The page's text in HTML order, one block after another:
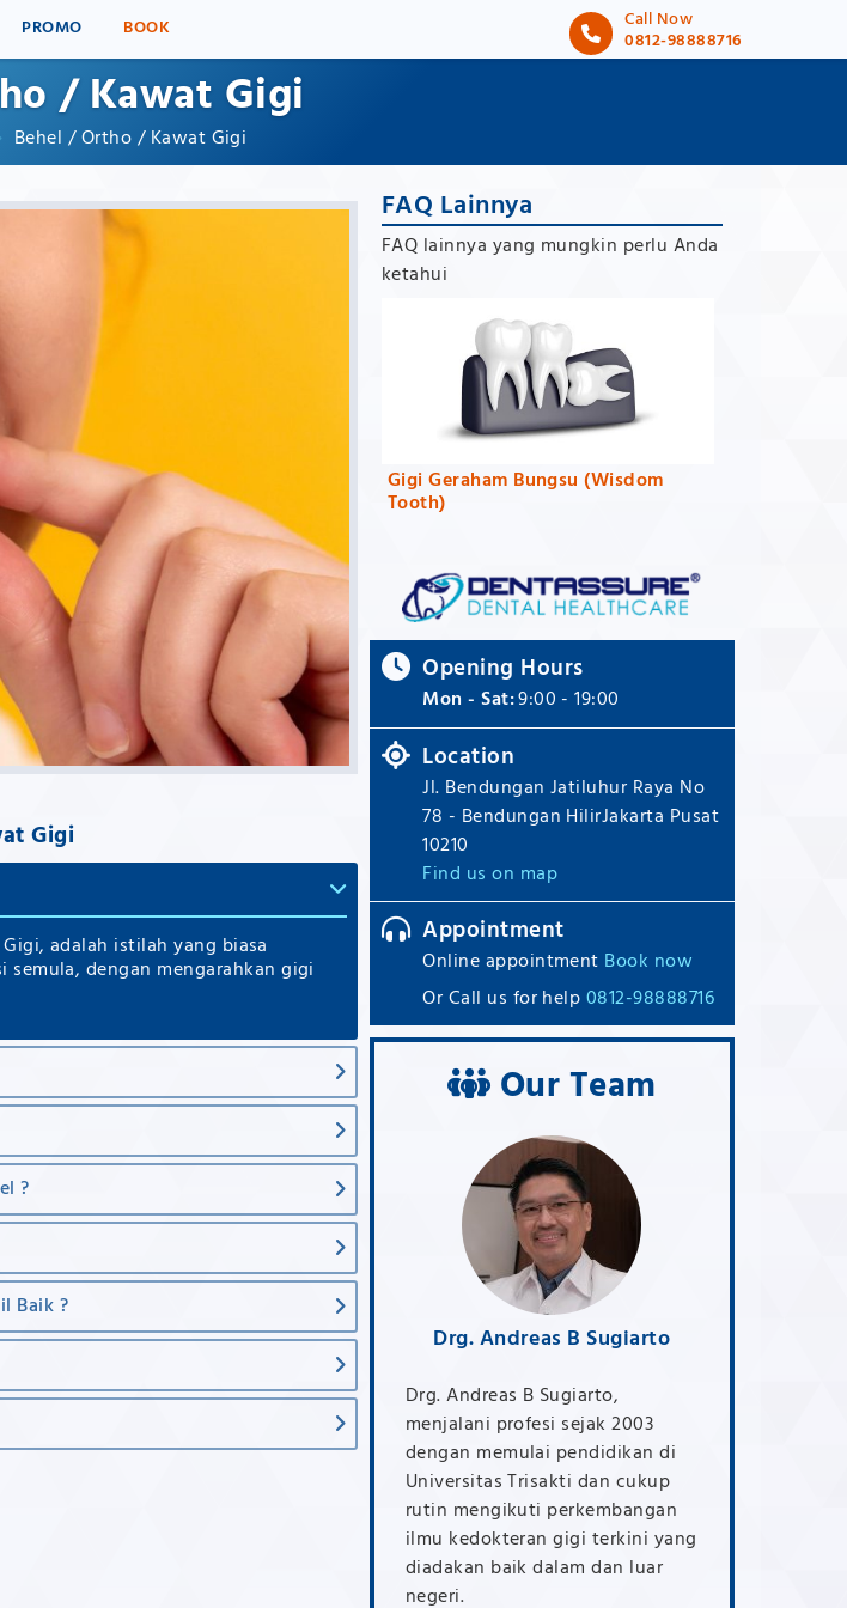
PROMO BOOK Call Now
0812-98888716
/ Kawat Gigi
Behel / Ortho / Kawat Gigi
Gigi
adalah istilah yang biasa
dengan mengarahkan gigi
?
Baik ?
FAQ Lainnya
FAQ lainnya yang mungkin perlu Anda
ketahui
Gigi Geraham Bungsu (Wisdom
Tooth)
Opening Hours
Mon - Sat:9:00 - 19:00
Location
Jl. Bendungan Jatiluhur Raya No
78 - Bendungan HilirJakarta Pusat
10210
Find us on map
Appointment
Online appointment Book now
Or Call us for help0812-98888716
Our Team
2003
di
Drg. Deasy Anggraeni
Meniti profesi dokter gigi dari
memfokuskan pada estetika dan
Drg. Andreas B Sugiarto
Drg. Andreas B Sugiarto,
menjalani profesi sejak 2003
dengan memulai pendidikan di
Universitas Trisakti dan cukup
rutin mengikuti perkembangan
ilmu kedokteran gigi terkini yang
diadakan baik dalam dan luar
negeri.